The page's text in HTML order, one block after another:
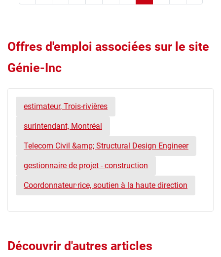
Offres d'emploi associées sur le site
Génie-Inc
estimateur, Trois-rivières
surintendant, Montréal
Telecom Civil &amp; Structural Design Engineer
gestionnaire de projet - construction
Coordonnateur·rice, soutien à la haute direction
Découvrir d'autres articles